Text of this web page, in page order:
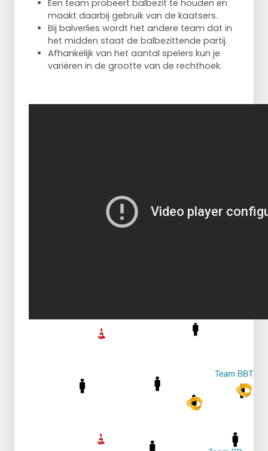
Een team probeert balbezit te houden en
maakt daarbij gebruik van de kaatsers.
Bij balverlies wordt het andere team dat in
het midden staat de balbezittende partij.
Afhankelijk van het aantal spelers kun je
variëren in de grootte van de rechthoek.